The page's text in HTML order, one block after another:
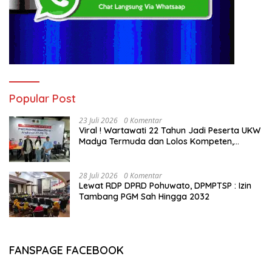
Popular Post
23 Juli 2026 0 Komentar
Viral ! Wartawati 22 Tahun Jadi Peserta UKW
Madya Termuda dan Lolos Kompeten,
28 Juli 2026 0 Komentar
Lewat RDP DPRD Pohuwato, DPMPTSP : Izin
Tambang PGM Sah Hingga 2032
FANSPAGE FACEBOOK